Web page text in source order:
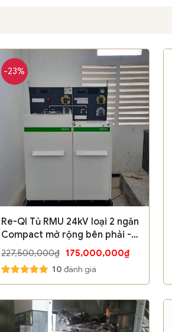
-23%
Re-QI Tủ RMU 24kV loại 2 ngăn
Compact mở rộng bên phải -
Sshneider
227,500,000₫ 175,000,000₫
10 đánh giá